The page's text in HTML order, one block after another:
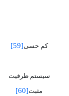
کم حسی[59]
سیستم ظرفیت
مثبت[60]